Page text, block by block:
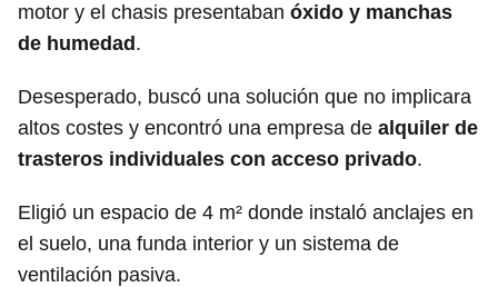
motor y el chasis presentaban óxido y manchas
de humedad .
Desesperado, buscó una solución que no implicara
altos costes y encontró una empresa de alquiler de
trasteros individuales con acceso privado.
Eligió un espacio de 4 m² donde instaló anclajes en
el suelo, una funda interior y un sistema de
ventilación pasiva.